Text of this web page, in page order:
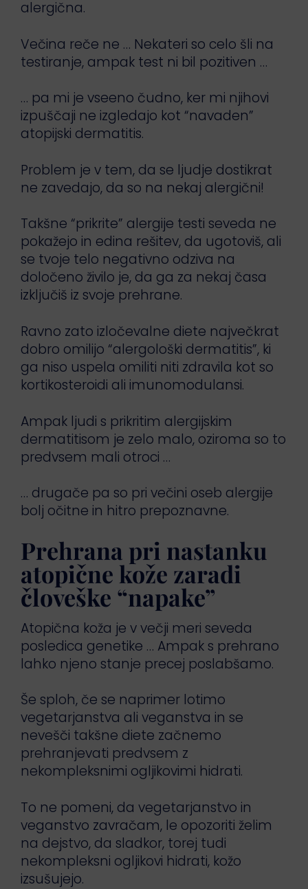
alergična.
Večina reče ne … Nekateri so celo šli na
testiranje, ampak test ni bil pozitiven …
… pa mi je vseeno čudno, ker mi njihovi
izpuščaji ne izgledajo kot “navaden”
atopijski dermatitis.
Problem je v tem, da se ljudje dostikrat
ne zavedajo, da so na nekaj alergični!
Takšne “prikrite” alergije testi seveda ne
pokažejo in edina rešitev, da ugotoviš, ali
se tvoje telo negativno odziva na
določeno živilo je, da ga za nekaj časa
izključiš iz svoje prehrane.
Ravno zato izločevalne diete največkrat
dobro omilijo “alergološki dermatitis”, ki
ga niso uspela omiliti niti zdravila kot so
kortikosteroidi ali imunomodulansi.
Ampak ljudi s prikritim alergijskim
dermatitisom je zelo malo, oziroma so to
predvsem mali otroci …
… drugače pa so pri večini oseb alergije
bolj očitne in hitro prepoznavne.
Prehrana pri nastanku
atopične kože zaradi
človeške “napake”
Atopična koža je v večji meri seveda
posledica genetike … Ampak s prehrano
lahko njeno stanje precej poslabšamo.
Še sploh, če se naprimer lotimo
vegetarjanstva ali veganstva in se
nevešči takšne diete začnemo
prehranjevati predvsem z
nekompleksnimi ogljikovimi hidrati.
To ne pomeni, da vegetarjanstvo in
veganstvo zavračam, le opozoriti želim
na dejstvo, da sladkor, torej tudi
nekompleksni ogljikovi hidrati, kožo
izsušujejo.